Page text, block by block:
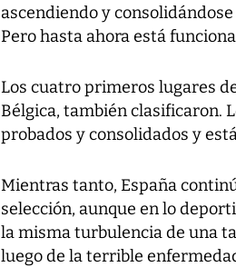
ascendiendo y
Pero hasta ahora está
Los cuatro primeros lugares
Bélgica, también clasificaron.
probados y consolidados y
Mientras tanto, España
selección, aunque en lo
la misma turbulencia de una
luego de la terrible